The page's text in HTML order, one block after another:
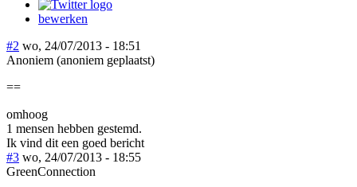
bewerken
#2 wo, 24/07/2013 - 18:51
Anoniem (anoniem geplaatst)
==
omhoog
1 mensen hebben gestemd.
Ik vind dit een goed bericht
#3 wo, 24/07/2013 - 18:55
GreenConnection